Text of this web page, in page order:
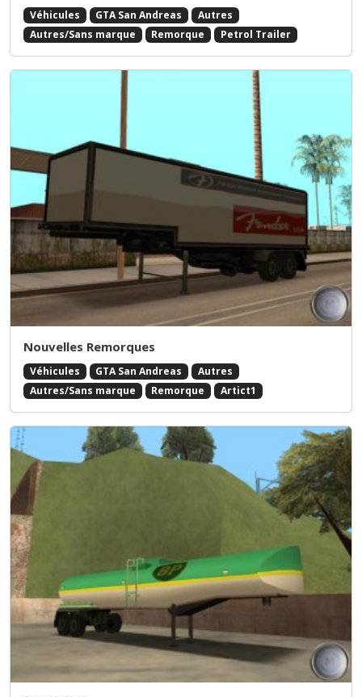
Véhicules GTA San Andreas
Autres
Autres/Sans marque
Remorque Petrol Trailer
Nouvelles Remorques
Véhicules GTA San Andreas
Autres
Autres/Sans marque
Remorque Artict1